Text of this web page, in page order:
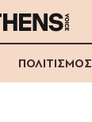
ΠΟΛΙΤΙΣΜΟΣ